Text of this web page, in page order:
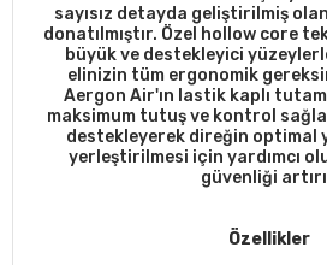
sayısız detayda geliştirilmiş
donatılmıştır. Özel hollow core
büyük ve destekleyici
elinizin tüm ergonomik
Aergon Air'ın lastik kaplı
maksimum tutuş ve kontrol
destekleyerek direğin optimal
yerleştirilmesi için yardımcı
güvenliği
Özellikler